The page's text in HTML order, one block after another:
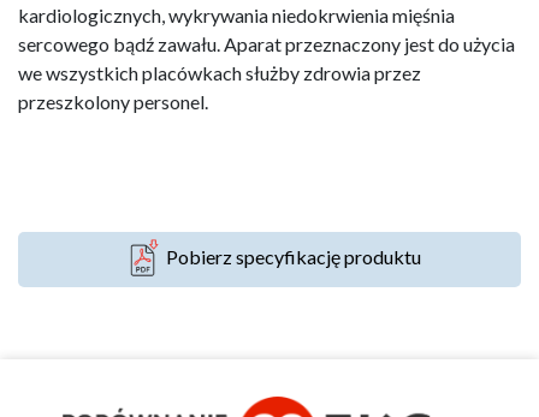
kardiologicznych, wykrywania niedokrwienia mięśnia
sercowego bądź zawału. Aparat przeznaczony jest do użycia
we wszystkich placówkach służby zdrowia przez
przeszkolony personel.
Pobierz specyfikację produktu